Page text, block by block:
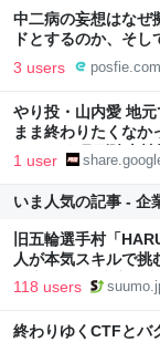
中二病の妄想はなぜ
ドとするのか、そ
3 users posfie.com
やり投・山内愛 地
まま終わりたくな
Online｜月刊陸上競
1 user
いま人気の記事 - 企
旧五輪選手村「
人が本気スキルで挑
向上”戦略 東京・中
118 users
終わりゆくCTFとバ